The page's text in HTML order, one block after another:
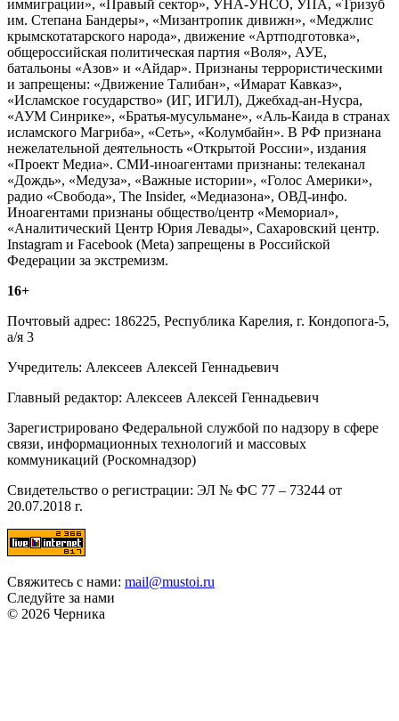
иммиграции», «Правый сектор», УНА-УНСО, УПА, «Тризуб
им. Степана Бандеры», «Мизантропик дивижн», «Меджлис
крымскотатарского народа», движение «Артподготовка»,
общероссийская политическая партия «Воля», АУЕ,
батальоны «Азов» и «Айдар». Признаны террористическими
и запрещены: «Движение Талибан», «Имарат Кавказ»,
«Исламское государство» (ИГ, ИГИЛ), Джебхад-ан-Нусра,
«АУМ Синрике», «Братья-мусульмане», «Аль-Каида в странах
исламского Магриба», «Сеть», «Колумбайн». В РФ признана
нежелательной деятельность «Открытой России», издания
«Проект Медиа». СМИ-иноагентами признаны: телеканал
«Дождь», «Медуза», «Важные истории», «Голос Америки»,
радио «Свобода», The Insider, «Медиазона», ОВД-инфо.
Иноагентами признаны общество/центр «Мемориал»,
«Аналитический Центр Юрия Левады», Сахаровский центр.
Instagram и Facebook (Metа) запрещены в Российской
Федерации за экстремизм.
16+
Почтовый адрес: 186225, Республика Карелия, г. Кондопога-5,
а/я 3
Учредитель: Алексеев Алексей Геннадьевич
Главный редактор: Алексеев Алексей Геннадьевич
Зарегистрировано Федеральной службой по надзору в сфере
связи, информационных технологий и массовых
коммуникаций (Роскомнадзор)
Свидетельство о регистрации: ЭЛ № ФС 77 – 73244 от
20.07.2018 г.
Свяжитесь с нами: mail@mustoi.ru
Следуйте за нами
© 2026 Черника